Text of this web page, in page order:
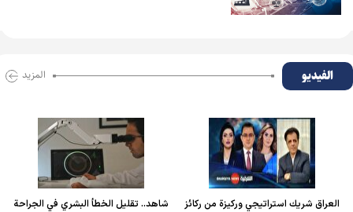
الفیدیو المزید
العراق شريك استراتيجي وركيزة من ركائز
شاهد.. تقليل الخطأ البشري في الجراحة